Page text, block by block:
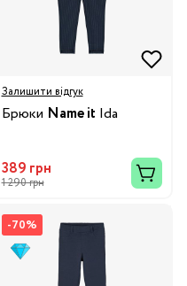
Залишити відгук
Брюки Name it Ida
389 грн
1 290 грн
-70%